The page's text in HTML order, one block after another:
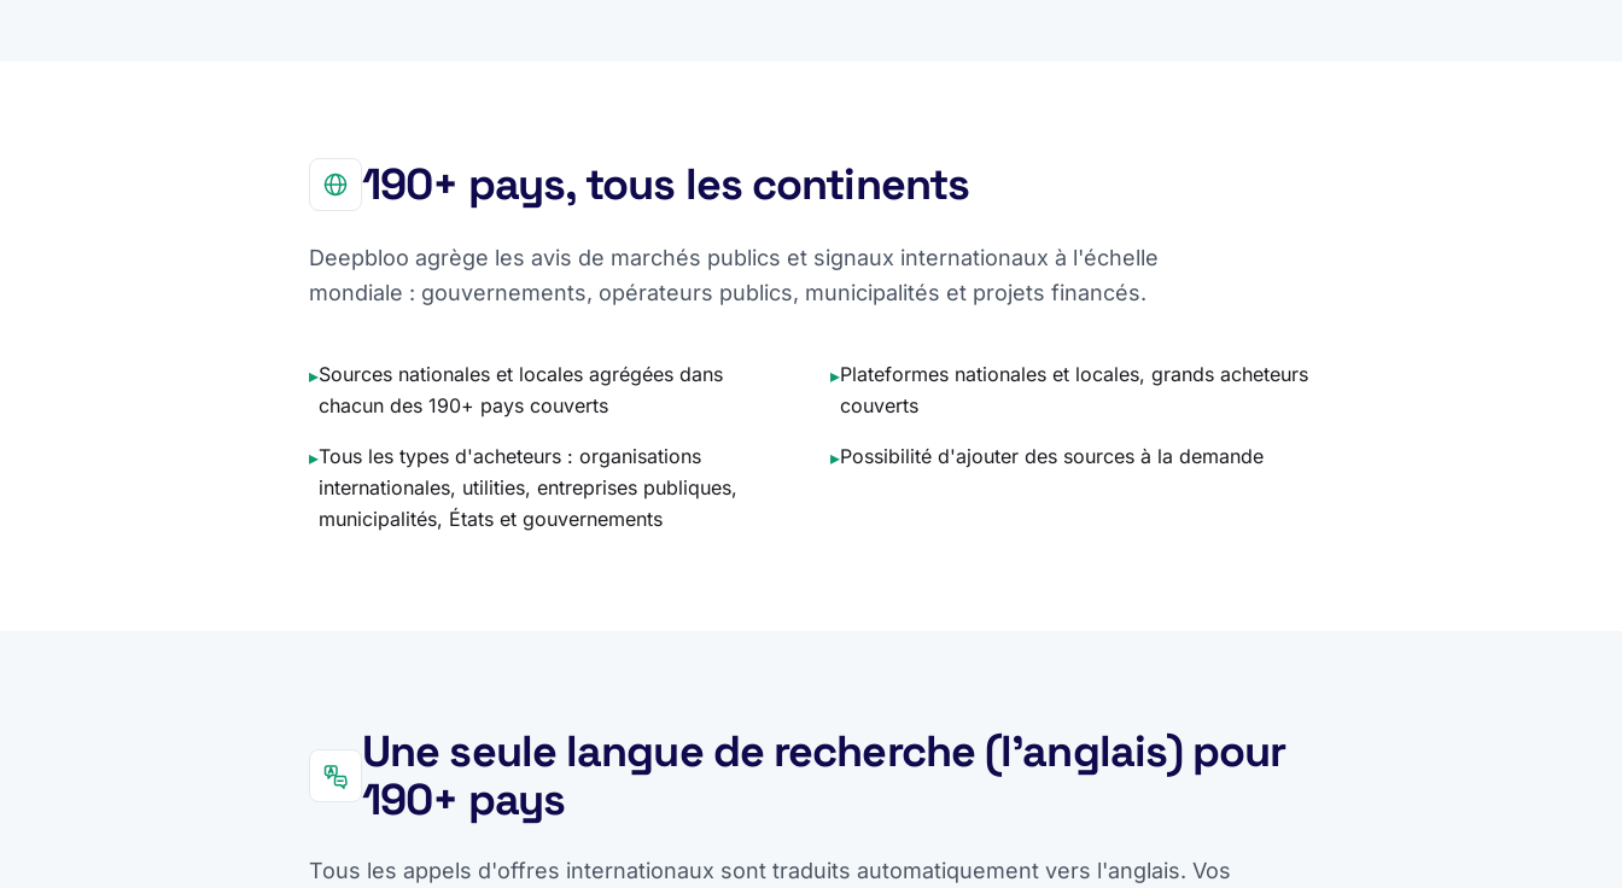
190+ pays, tous les continents
Deepbloo agrège les avis de marchés publics et signaux internationaux à l'échelle
mondiale : gouvernements, opérateurs publics, municipalités et projets financés.
▸Sources nationales et locales agrégées dans
chacun des 190+ pays couverts
▸Plateformes nationales et locales, grands acheteurs
couverts
▸Tous les types d'acheteurs : organisations
internationales, utilities, entreprises publiques,
municipalités, États et gouvernements
▸Possibilité d'ajouter des sources à la demande
Une seule langue de recherche (l'anglais) pour
190+ pays
Tous les appels d'offres internationaux sont traduits automatiquement vers l'anglais. Vos